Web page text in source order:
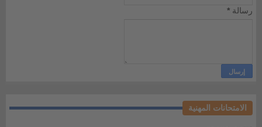
رسالة *
الامتحانات المهنية